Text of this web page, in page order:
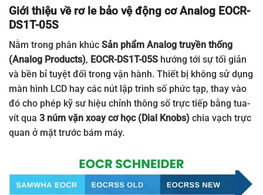
Giới thiệu về rơ le bảo vệ động cơ Analog EOCR-
DS1T-05S
Nằm trong phân khúc Sản phẩm Analog truyền thống
(Analog Products), EOCR-DS1T-05S hướng tới sự tối giản
và bền bỉ tuyệt đối trong vận hành. Thiết bị không sử dụng
màn hình LCD hay các nút lập trình số phức tạp, thay vào
đó cho phép kỹ sư hiệu chỉnh thông số trực tiếp bằng tua-
vít qua 3 núm vặn xoay cơ học (Dial Knobs) chia vạch trực
quan ở mặt trước bám máy.